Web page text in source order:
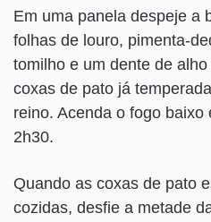
Em uma panela despeje a
folhas de louro, pimenta-
tomilho e um dente de
coxas de pato já
reino. Acenda o fogo baixo
2h30.
Quando as coxas de pato
cozidas, desfie a metade